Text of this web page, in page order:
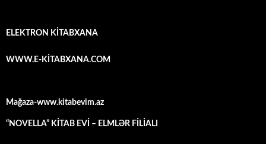
ELEKTRON KİTABXANA
WWW.E-KİTABXANA.COM
Mağaza-www.kitabevim.az
“NOVELLA” KİTAB EVİ – ELMLƏR FİLİALI